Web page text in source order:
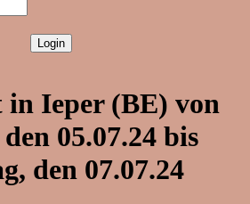
in Ieper (BE) von
05.07.24 bis
den 07.07.24